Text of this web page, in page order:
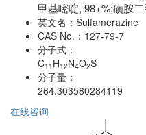
甲基嘧啶, 98+%;磺胺
英文名： Sulfamerazine
CAS No.： 127-79-7
分子式：
C11 H12N4O2S
分子量：
264.303580284119
在线咨询